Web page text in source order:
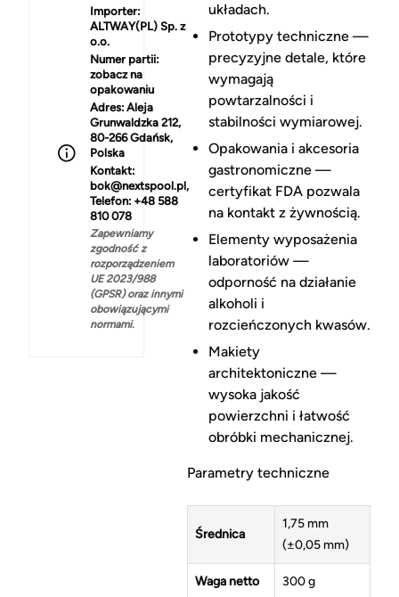
Importer:
ALTWAY(PL) Sp. z
o.o.
Numer partii:
zobacz na
opakowaniu
Adres: Aleja
Grunwaldzka 212,
80-266 Gdańsk,
Polska
Kontakt:
bok@nextspool.pl,
Telefon: +48 588
810 078
Zapewniamy
zgodność z
rozporządzeniem
UE 2023/988
(GPSR) oraz innymi
obowiązującymi
normami.
układach.
Prototypy techniczne —
precyzyjne detale, które
wymagają
powtarzalności i
stabilności wymiarowej.
Opakowania i akcesoria
gastronomiczne —
certyfikat FDA pozwala
na kontakt z żywnością.
Elementy wyposażenia
laboratoriów —
odporność na działanie
alkoholi i
rozcieńczonych kwasów.
Makiety
architektoniczne —
wysoka jakość
powierzchni i łatwość
obróbki mechanicznej.
Parametry techniczne
Średnica
1,75 mm
(±0,05 mm)
Waga netto 300 g